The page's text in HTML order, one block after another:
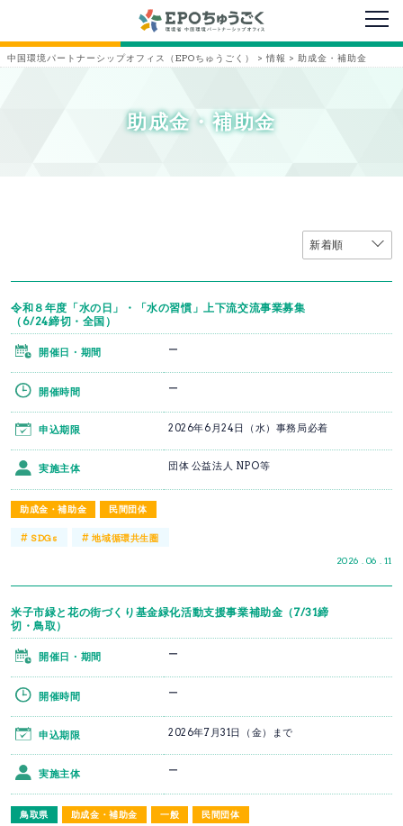
メニ
中国環境パートナーシップオフィス（EPOちゅうごく） > 情報 > 助成金・補助金
助成金・補助金
令和８年度「水の日」・「水の習慣」上下流交流事業募集
（6/24締切・全国）
助成金・補助金 民間団体
2026 . 06 . 11
開催日・期間 ー
開催時間 ー
申込期限 2026年6月24日（水）事務局必着
実施主体 団体 公益法人 NPO等
#SDGs #地域循環共生圏
米子市緑と花の街づくり基金緑化活動支援事業補助金（7/31締
切・鳥取）
鳥取県 助成金・補助金 一般 民間団体
開催日・期間 ー
開催時間 ー
申込期限 2026年7月31日（金）まで
実施主体 ー